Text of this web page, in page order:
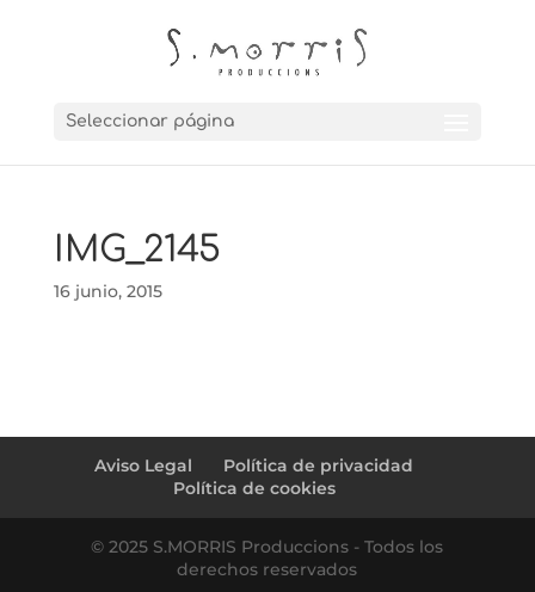
Seleccionar página
IMG_2145
16 junio, 2015
Aviso Legal
Política de privacidad
Política de cookies
© 2025 S.MORRIS Produccions - Todos los
derechos reservados